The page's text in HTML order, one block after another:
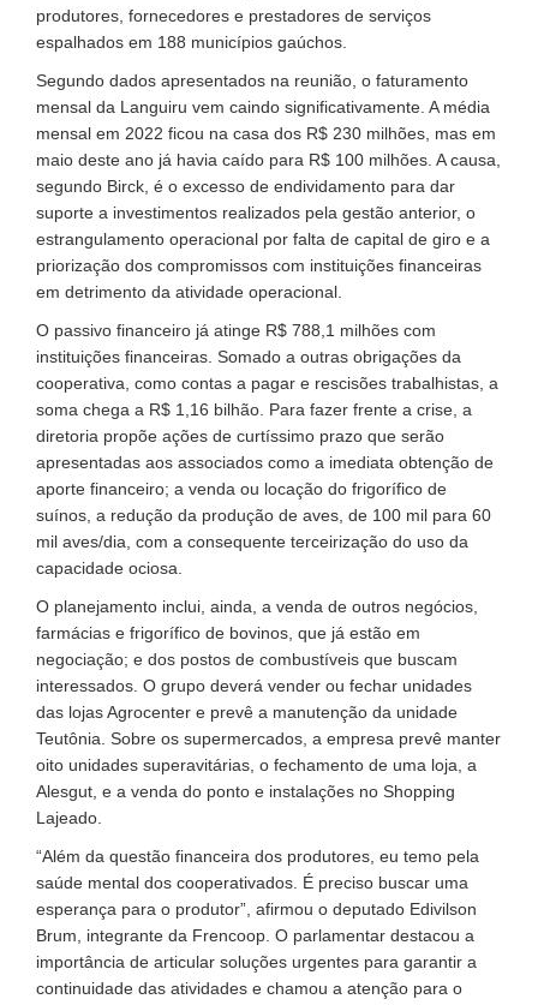
produtores, fornecedores e prestadores de serviços
espalhados em 188 municípios gaúchos.
Segundo dados apresentados na reunião, o faturamento
mensal da Languiru vem caindo significativamente. A média
mensal em 2022 ficou na casa dos R$ 230 milhões, mas em
maio deste ano já havia caído para R$ 100 milhões. A causa,
segundo Birck, é o excesso de endividamento para dar
suporte a investimentos realizados pela gestão anterior, o
estrangulamento operacional por falta de capital de giro e a
priorização dos compromissos com instituições financeiras
em detrimento da atividade operacional.
O passivo financeiro já atinge R$ 788,1 milhões com
instituições financeiras. Somado a outras obrigações da
cooperativa, como contas a pagar e rescisões trabalhistas, a
soma chega a R$ 1,16 bilhão. Para fazer frente a crise, a
diretoria propõe ações de curtíssimo prazo que serão
apresentadas aos associados como a imediata obtenção de
aporte financeiro; a venda ou locação do frigorífico de
suínos, a redução da produção de aves, de 100 mil para 60
mil aves/dia, com a consequente terceirização do uso da
capacidade ociosa.
O planejamento inclui, ainda, a venda de outros negócios,
farmácias e frigorífico de bovinos, que já estão em
negociação; e dos postos de combustíveis que buscam
interessados. O grupo deverá vender ou fechar unidades
das lojas Agrocenter e prevê a manutenção da unidade
Teutônia. Sobre os supermercados, a empresa prevê manter
oito unidades superavitárias, o fechamento de uma loja, a
Alesgut, e a venda do ponto e instalações no Shopping
Lajeado.
“Além da questão financeira dos produtores, eu temo pela
saúde mental dos cooperativados. É preciso buscar uma
esperança para o produtor”, afirmou o deputado Edivilson
Brum, integrante da Frencoop. O parlamentar destacou a
importância de articular soluções urgentes para garantir a
continuidade das atividades e chamou a atenção para o